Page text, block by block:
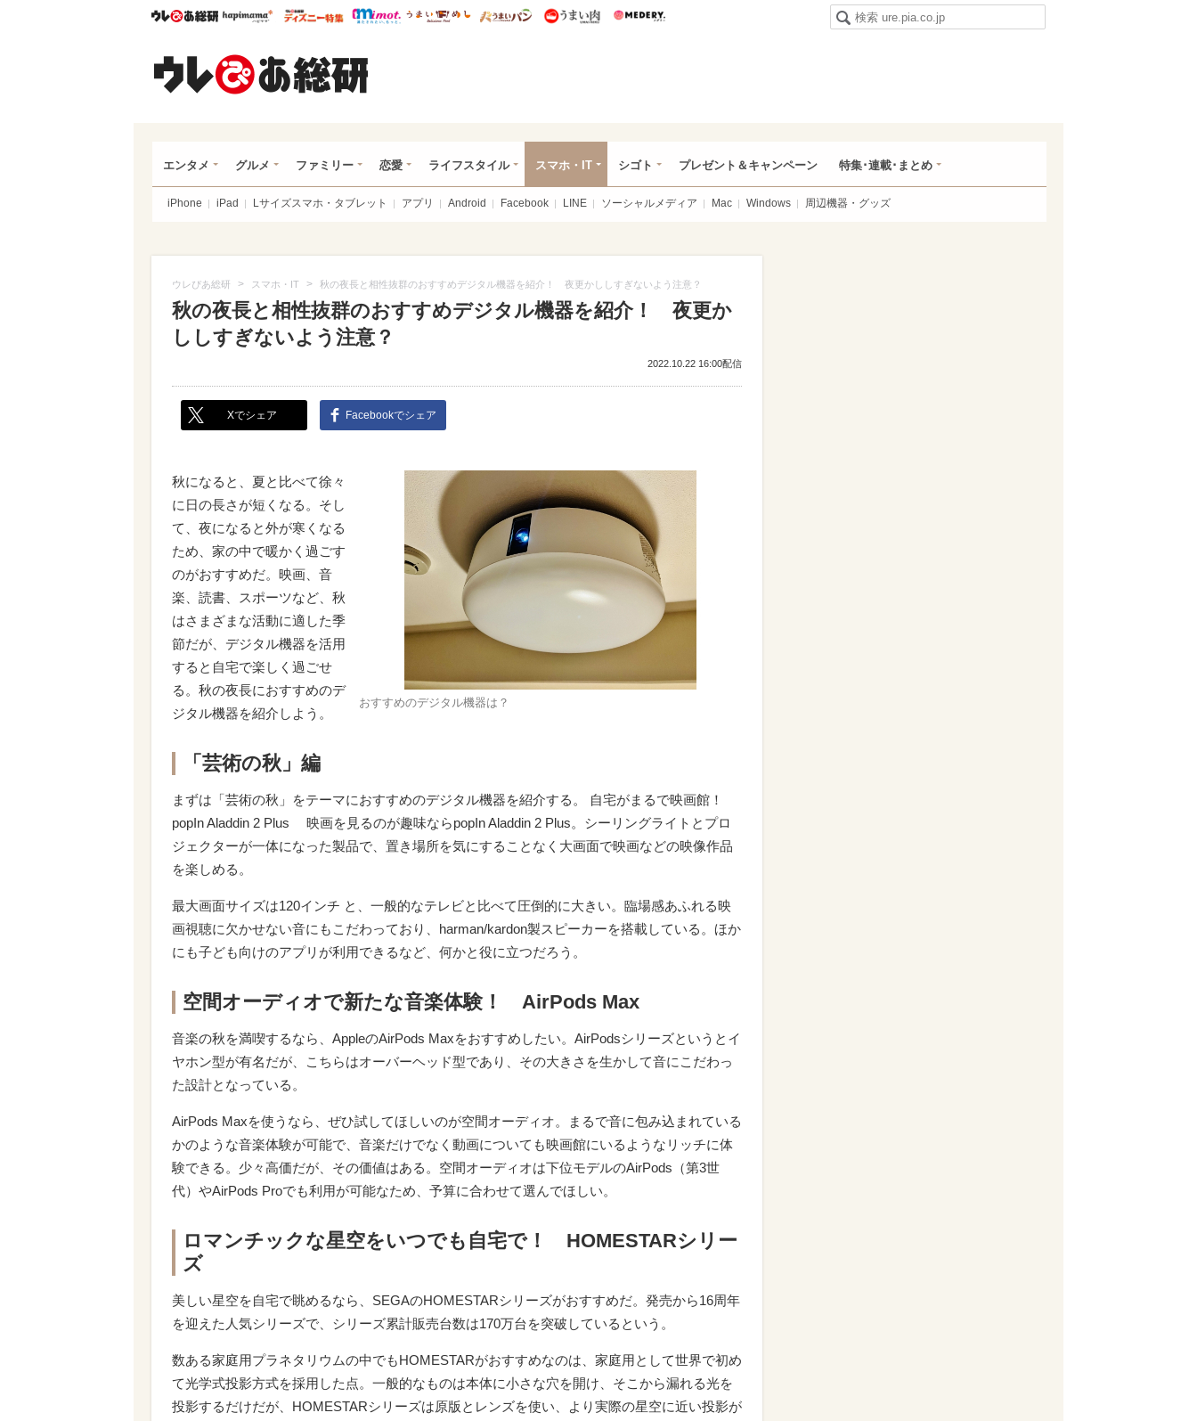
ウレぴあ総研ハピママ* ウレぴあ総研 ディズニー特集
mimot. うまいめし うまいパン うまい肉
エンタメ グルメ ファミリー 恋愛 ライフスタイル スマホ・IT シゴト プレゼント＆キャンペーン 特集･連載･まとめ
iPhone iPad Lサイズスマホ・タブレット アプリ Android Facebook LINE ソーシャルメディア Mac Windows 周辺機器・グッズ
ウレぴあ総研 > スマホ・IT > 秋の夜長と相性抜群のおすすめデジタル機器を紹介！ 夜更かししすぎないよう注意？
秋の夜長と相性抜群のおすすめデジタル機器を紹介！ 夜更か
ししすぎないよう注意？
2022.10.22 16:00配信
Xでシェア Facebookでシェア
おすすめのデジタル機器は？
秋になると、夏と比べて徐々
に日の長さが短くなる。そし
て、夜になると外が寒くなる
ため、家の中で暖かく過ごす
のがおすすめだ。映画、音
楽、読書、スポーツなど、秋
はさまざまな活動に適した季
節だが、デジタル機器を活用
すると自宅で楽しく過ごせ
る。秋の夜長におすすめのデ
ジタル機器を紹介しよう。
「芸術の秋」編
まずは「芸術の秋」をテーマにおすすめのデジタル機器を紹介する。 自宅がまるで映画館！
popIn Aladdin 2 Plus 映画を見るのが趣味ならpopIn Aladdin 2 Plus。シーリングライトとプロ
ジェクターが一体になった製品で、置き場所を気にすることなく大画面で映画などの映像作品
を楽しめる。
最大画面サイズは120インチ と、一般的なテレビと比べて圧倒的に大きい。臨場感あふれる映
画視聴に欠かせない音にもこだわっており、harman/kardon製スピーカーを搭載している。ほか
にも子ども向けのアプリが利用できるなど、何かと役に立つだろう。
空間オーディオで新たな音楽体験！ AirPods Max
音楽の秋を満喫するなら、AppleのAirPods Maxをおすすめしたい。AirPodsシリーズというとイ
ヤホン型が有名だが、こちらはオーバーヘッド型であり、その大きさを生かして音にこだわっ
た設計となっている。
AirPods Maxを使うなら、ぜひ試してほしいのが空間オーディオ。まるで音に包み込まれている
かのような音楽体験が可能で、音楽だけでなく動画についても映画館にいるようなリッチに体
験できる。少々高価だが、その価値はある。空間オーディオは下位モデルのAirPods（第3世
代）やAirPods Proでも利用が可能なため、予算に合わせて選んでほしい。
ロマンチックな星空をいつでも自宅で！ HOMESTARシリー
ズ
美しい星空を自宅で眺めるなら、SEGAのHOMESTARシリーズがおすすめだ。発売から16周年
を迎えた人気シリーズで、シリーズ累計販売台数は170万台を突破しているという。
数ある家庭用プラネタリウムの中でもHOMESTARがおすすめなのは、家庭用として世界で初め
て光学式投影方式を採用した点。一般的なものは本体に小さな穴を開け、そこから漏れる光を
投影するだけだが、HOMESTARシリーズは原版とレンズを使い、より実際の星空に近い投影が